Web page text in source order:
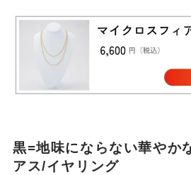
黒=地味にならない華や
アス/イヤリング